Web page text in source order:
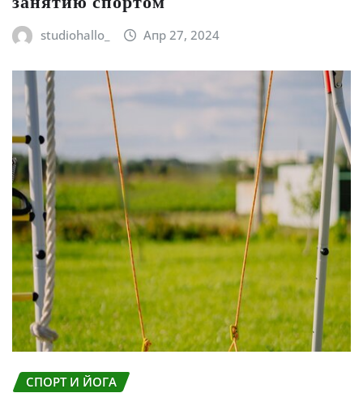
studiohallo_ Апр 27, 2024
СПОРТ И ЙОГА